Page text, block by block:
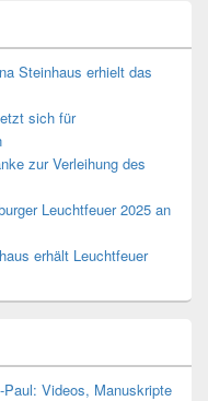
Steinhaus erhielt das
sich für
zur Verleihung des
Leuchtfeuer 2025 an
erhält Leuchtfeuer
Videos, Manuskripte